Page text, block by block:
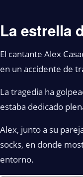
La estrella
El cantante Alex
en un accidente de
La tragedia ha
estaba dedicado
Alex, junto a su
socks, en donde
entorno.